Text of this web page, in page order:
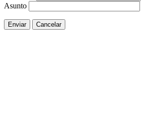
Asunto
Enviar Cancelar